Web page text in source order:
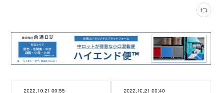
2022.10.21 00:55 2022.10.21 00:40